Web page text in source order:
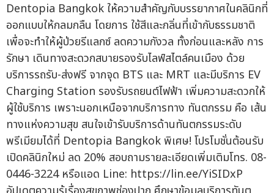
Dentopia Bangkok ให้ความสำคัญกับบรรยากาศในคลินิกที่
ออกแบบให้กลมกลืน โดยการ ใช้สีและกลิ่นที่เข้ากับธรรมชาติ
เพื่อจะทำให้ผู้ป่วยรีแลกซ์ ลดความกังวล ทั้งก่อนและหลัง การ
รักษา เดินทางสะดวกสบายรองรับไลฟ์สไตล์คนเมือง ด้วย
บริการรถรับ-ส่งฟรี จากจุด BTS และ MRT และมีบริการ EV
Charging Station รองรับรถยนต์ไฟฟ้า เพิ่มความสะดวกให้
ผู้ใช้บริการ เพราะนอกเหนือจากบริการทาง ทันตกรรม คือ เส้น
ทางแห่งความสุข สนใจเข้ารับบริการด้านทันตกรรมระดับ
พรีเมียมได้ที่ Dentopia Bangkok พิเศษ! โปรโมชั่นต้อนรับ
เปิดคลินิกใหม่ ลด 20% สอบถามรายละเอียดเพิ่มเติมโทร. 08-
0446-3224 หรือแอด Line: https://lin.ee/YiSIDxP